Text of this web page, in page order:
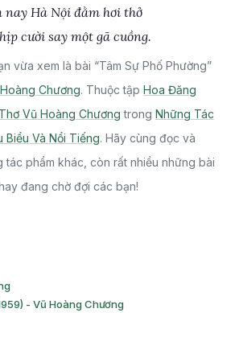
nay Hà Nội đằm hơi thở
cười say một gã cuồng.
vừa xem là bài “Tâm Sự Phố Phường”
Chương. Thuộc tập Hoa Đăng
Thơ Vũ Hoàng Chương trong Những Tác
Biểu Và Nổi Tiếng. Hãy cùng đọc và
tác phẩm khác, còn rất nhiều những bài
đang chờ đợi các bạn!
- Vũ Hoàng Chương